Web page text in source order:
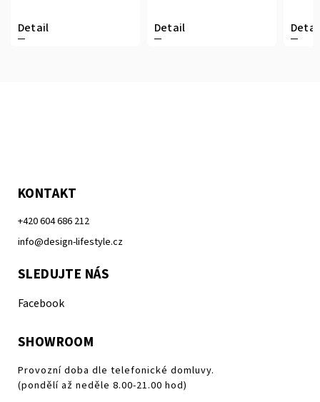
Detail Detail
KONTAKT
+420 604 686 212
info@design-lifestyle.cz
SLEDUJTE NÁS
Facebook
SHOWROOM
Provozní doba dle telefonické domluvy.
(pondělí až neděle 8.00-21.00 hod)